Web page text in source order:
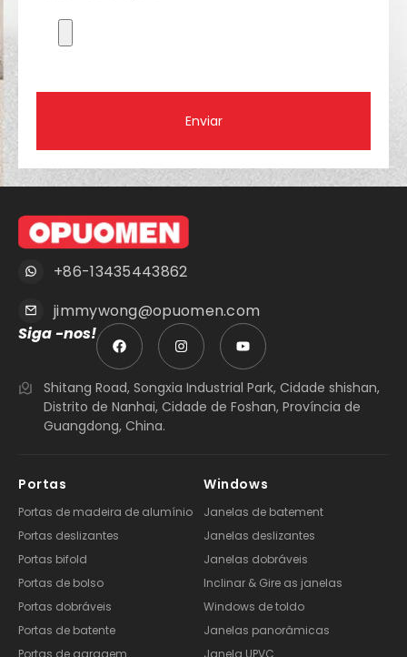
Enviar
+86-13435443862
jimmywong@opuomen.com
Siga -nos!
Shitang Road, Songxia Industrial Park, Cidade shishan,
Distrito de Nanhai, Cidade de Foshan, Província de
Guangdong, China.
Portas
Portas de madeira de alumínio
Portas deslizantes
Portas bifold
Portas de bolso
Portas dobráveis
Portas de batente
Windows
Janelas de batement
Janelas deslizantes
Janelas dobráveis
Inclinar & Gire as janelas
Windows de toldo
Janelas panorâmicas